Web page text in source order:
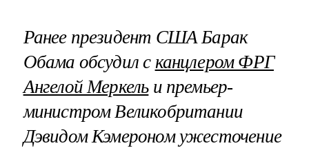
Ранее президент США Барак
Обама обсудил с канцлером ФРГ
Ангелой Меркельи премьер-
министром Великобритании
Дэвидом Кэмероном ужесточение